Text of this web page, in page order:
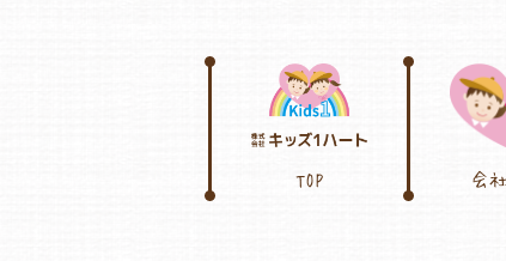
TOP 会